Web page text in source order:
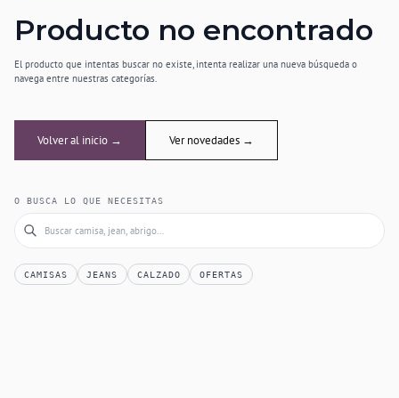
Producto no encontrado
El producto que intentas buscar no existe, intenta realizar una nueva búsqueda o
navega entre nuestras categorías.
Volver al inicio → Ver novedades →
O BUSCA LO QUE NECESITAS
CAMISAS JEANS CALZADO OFERTAS